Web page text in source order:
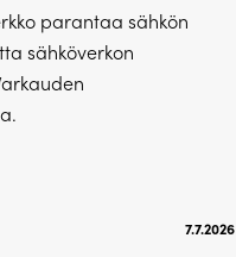
parantaa sähkön
sähköverkon
7.7.2026